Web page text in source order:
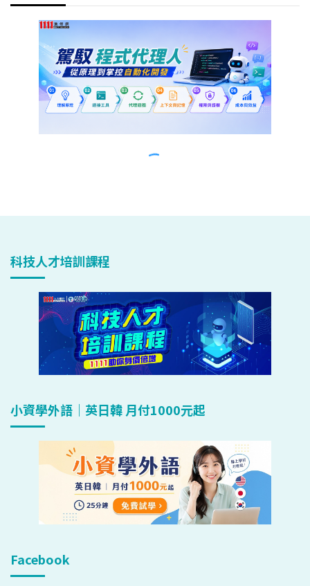
科技人才培訓課程
小資學外語｜英日韓 月付1000元起
Facebook